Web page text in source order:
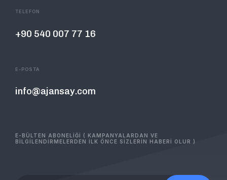
TELEFON
+90 540 007 77 16
E-POSTA
info@ajansay.com
E-BÜLTEN ABONELİĞİ ( KAMPANYALARDAN VE
BİLGİLENDİRMELERDEN İLK ÖNCE SİZLERİN HABERİ OLUR )